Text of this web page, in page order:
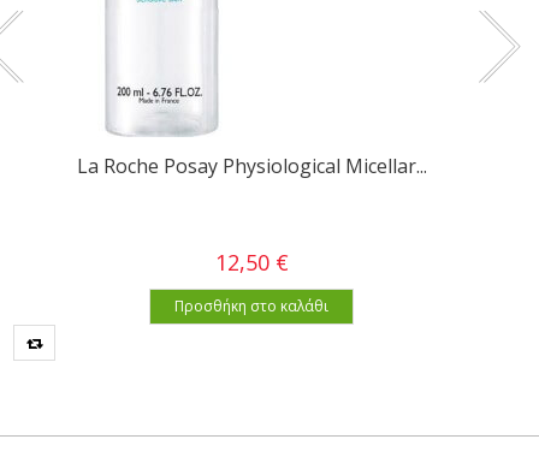
La Roche Posay Physiological Micellar...
12,50 €
Προσθήκη στο καλάθι